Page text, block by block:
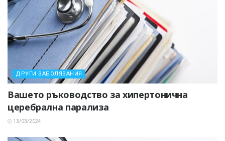
ДРУГИ ЗАБОЛЯВАНИЯ
Вашето ръководство за хипертонична
церебрална парализа
13/03/2024